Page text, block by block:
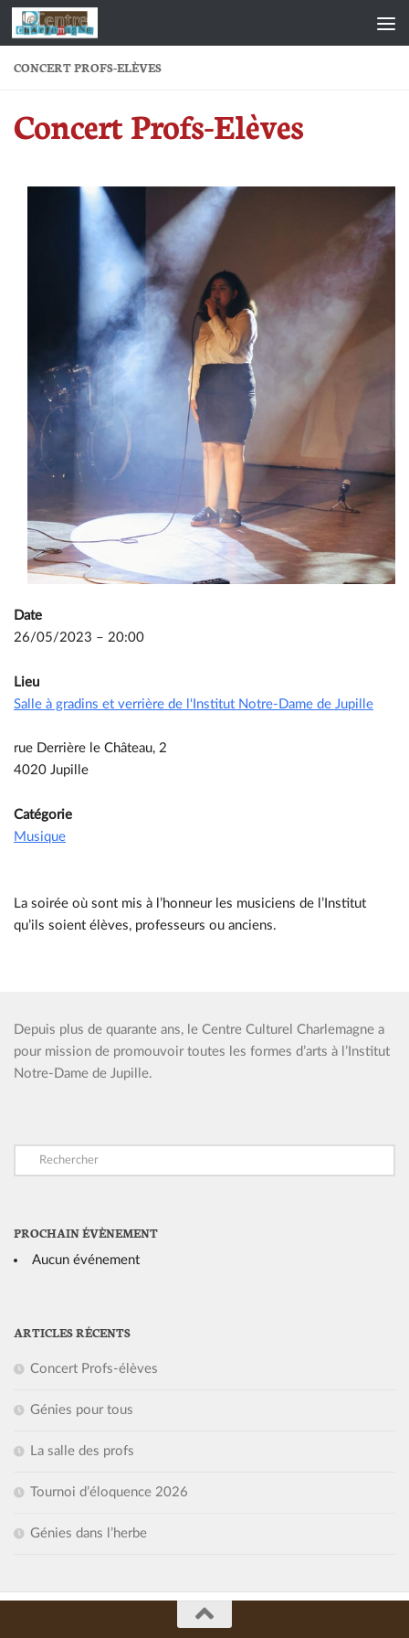
Skip to content
CONCERT PROFS-ELÈVES
Concert Profs-Elèves
Date
26/05/2023 – 20:00
Lieu
Salle à gradins et verrière de l'Institut Notre-Dame de Jupille
rue Derrière le Château, 2
4020 Jupille
Catégorie
Musique
La soirée où sont mis à l’honneur les musiciens de l’Institut
qu’ils soient élèves, professeurs ou anciens.
Depuis plus de quarante ans, le Centre Culturel Charlemagne a
pour mission de promouvoir toutes les formes d’arts à l’Institut
Notre-Dame de Jupille.
PROCHAIN ÉVÈNEMENT
Aucun événement
ARTICLES RÉCENTS
Concert Profs-élèves
Génies pour tous
La salle des profs
Tournoi d’éloquence 2026
Génies dans l’herbe